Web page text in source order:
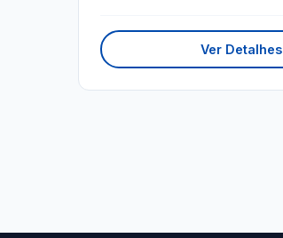
Ver Detalhes